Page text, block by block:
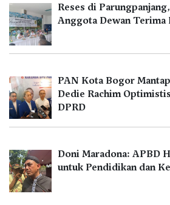
Reses di
Anggota Dewan Terima
PAN Kota Bogor
Dedie Rachim
DPRD
Doni Maradona: APBD
untuk Pendidikan dan